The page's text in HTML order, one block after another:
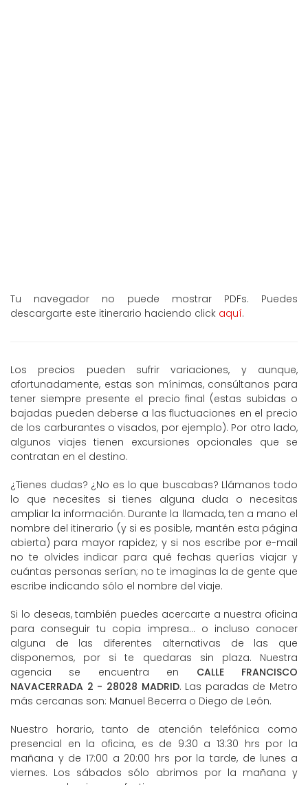
Tu navegador no puede mostrar PDFs. Puedes
descargarte este itinerario haciendo click aquí.
Los precios pueden sufrir variaciones, y aunque,
afortunadamente, estas son mínimas, consúltanos para
tener siempre presente el precio final (estas subidas o
bajadas pueden deberse a las fluctuaciones en el precio
de los carburantes o visados, por ejemplo). Por otro lado,
algunos viajes tienen excursiones opcionales que se
contratan en el destino.
¿Tienes dudas? ¿No es lo que buscabas? Llámanos todo
lo que necesites si tienes alguna duda o necesitas
ampliar la información. Durante la llamada, ten a mano el
nombre del itinerario (y si es posible, mantén esta página
abierta) para mayor rapidez; y si nos escribe por e-mail
no te olvides indicar para qué fechas querías viajar y
cuántas personas serían; no te imaginas la de gente que
escribe indicando sólo el nombre del viaje.
Si lo deseas, también puedes acercarte a nuestra oficina
para conseguir tu copia impresa... o incluso conocer
alguna de las diferentes alternativas de las que
disponemos, por si te quedaras sin plaza. Nuestra
agencia se encuentra en CALLE FRANCISCO
NAVACERRADA 2 - 28028 MADRID. Las paradas de Metro
más cercanas son: Manuel Becerra o Diego de León.
Nuestro horario, tanto de atención telefónica como
presencial en la oficina, es de 9:30 a 13:30 hrs por la
mañana y de 17:00 a 20:00 hrs por la tarde, de lunes a
viernes. Los sábados sólo abrimos por la mañana y